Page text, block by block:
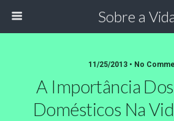
Sobre a
11/25/2013 • No
A Importância
Domésticos Na